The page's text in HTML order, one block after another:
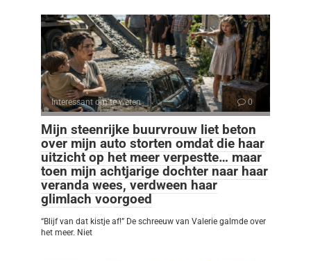
Interessant om te weten 0
Mijn steenrijke buurvrouw liet beton
over mijn auto storten omdat die haar
uitzicht op het meer verpestte… maar
toen mijn achtjarige dochter naar haar
veranda wees, verdween haar
glimlach voorgoed
“Blijf van dat kistje af!” De schreeuw van Valerie galmde over
het meer. Niet